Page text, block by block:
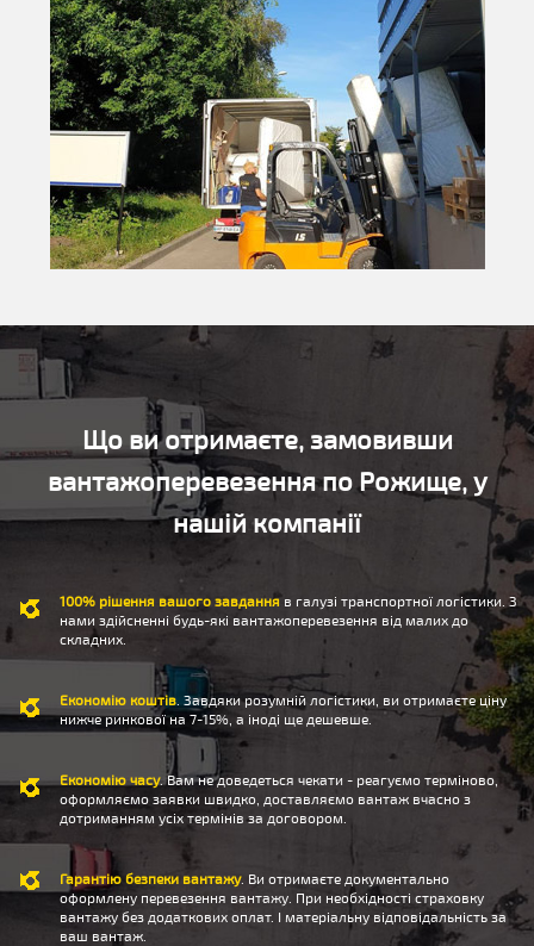
Що ви отримаєте, замовивши
вантажоперевезення по Рожище, у
нашій компанії
100% рішення вашого завданняв галузі транспортної логістики. З
нами здійсненні будь-які вантажоперевезення від малих до
складних.
Економію коштів . Завдяки розумній логістики, ви отримаєте ціну
нижче ринкової на 7-15%, а іноді ще дешевше.
Економію часу. Вам не доведеться чекати - реагуємо терміново,
оформляємо заявки швидко, доставляємо вантаж вчасно з
дотриманням усіх термінів за договором.
Гарантію безпеки вантажу. Ви отримаєте документально
оформлену перевезення вантажу. При необхідності страховку
вантажу без додаткових оплат. І матеріальну відповідальність за
ваш вантаж.